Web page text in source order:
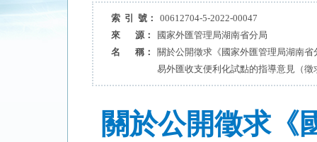
索 引 號：
00612704-5-2022-00047
來 源：
國家外匯管理局湖南省分局
名 稱：
關於公開徵求《國家外匯管理局湖南
易外匯收支便利化試點的指導意見（
關於公開徵求《